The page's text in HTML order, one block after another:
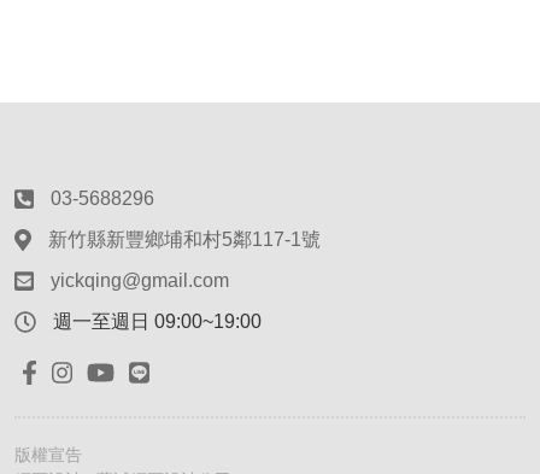
03-5688296
新竹縣新豐鄉埔和村5鄰117-1號
yickqing@gmail.com
週一至週日 09:00~19:00
版權宣告